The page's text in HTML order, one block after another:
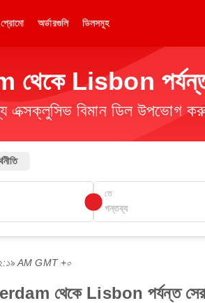
প্রোমো অর্ডারগুলি ডিলসমূহ
Lisbon
এক্সক্লুসিভ বিমান ডিল উপভোগ
তে
AM GMT +০
থেকে Lisbon পর্যন্ত সেরা